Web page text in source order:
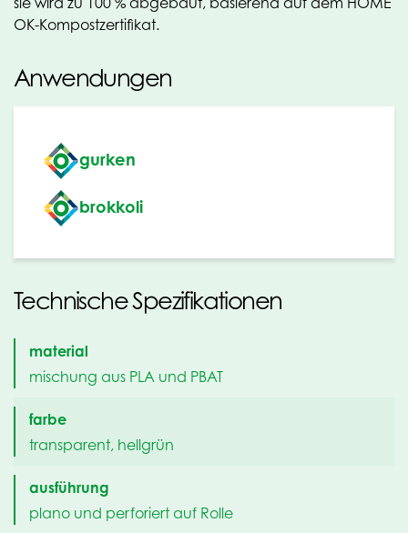
OK-Kompostzertifikat.
Anwendungen
gurken
brokkoli
Technische Spezifikationen
material
mischung aus PLA und PBAT
farbe
transparent, hellgrün
ausführung
plano und perforiert auf Rolle